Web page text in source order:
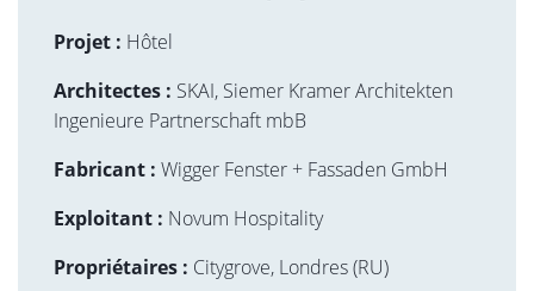
Projet : Hôtel
Architectes : SKAI, Siemer Kramer Architekten
Ingenieure Partnerschaft mbB
Fabricant : Wigger Fenster + Fassaden GmbH
Exploitant : Novum Hospitality
Propriétaires : Citygrove, Londres (RU)